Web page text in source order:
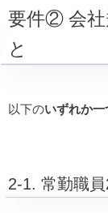
要件② 会社
と
以下のいずれか一
2-1. 常勤職